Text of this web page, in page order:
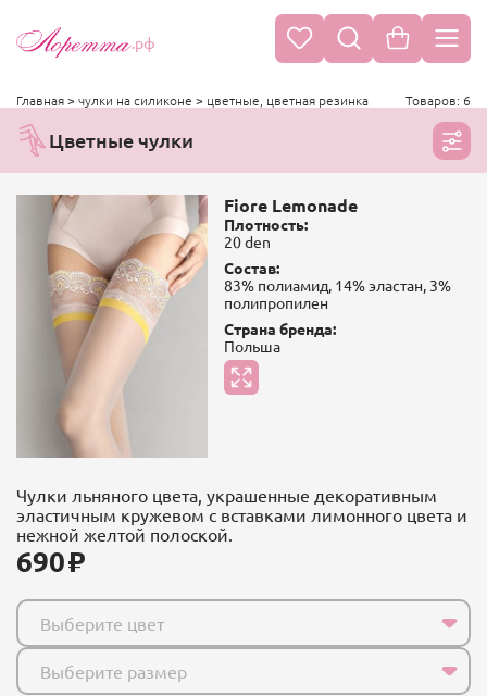
.рф
Главная> чулки на силиконе > цветные, цветная резинка Товаров: 6
Цветные чулки
Fiore Lemonade
Плотность:
20 den
Состав:
83% полиамид, 14% эластан, 3%
полипропилен
Страна бренда:
Польша
Чулки льняного цвета, украшенные декоративным
эластичным кружевом с вставками лимонного цвета и
нежной желтой полоской.
690
Выберите цвет
Выберите размер